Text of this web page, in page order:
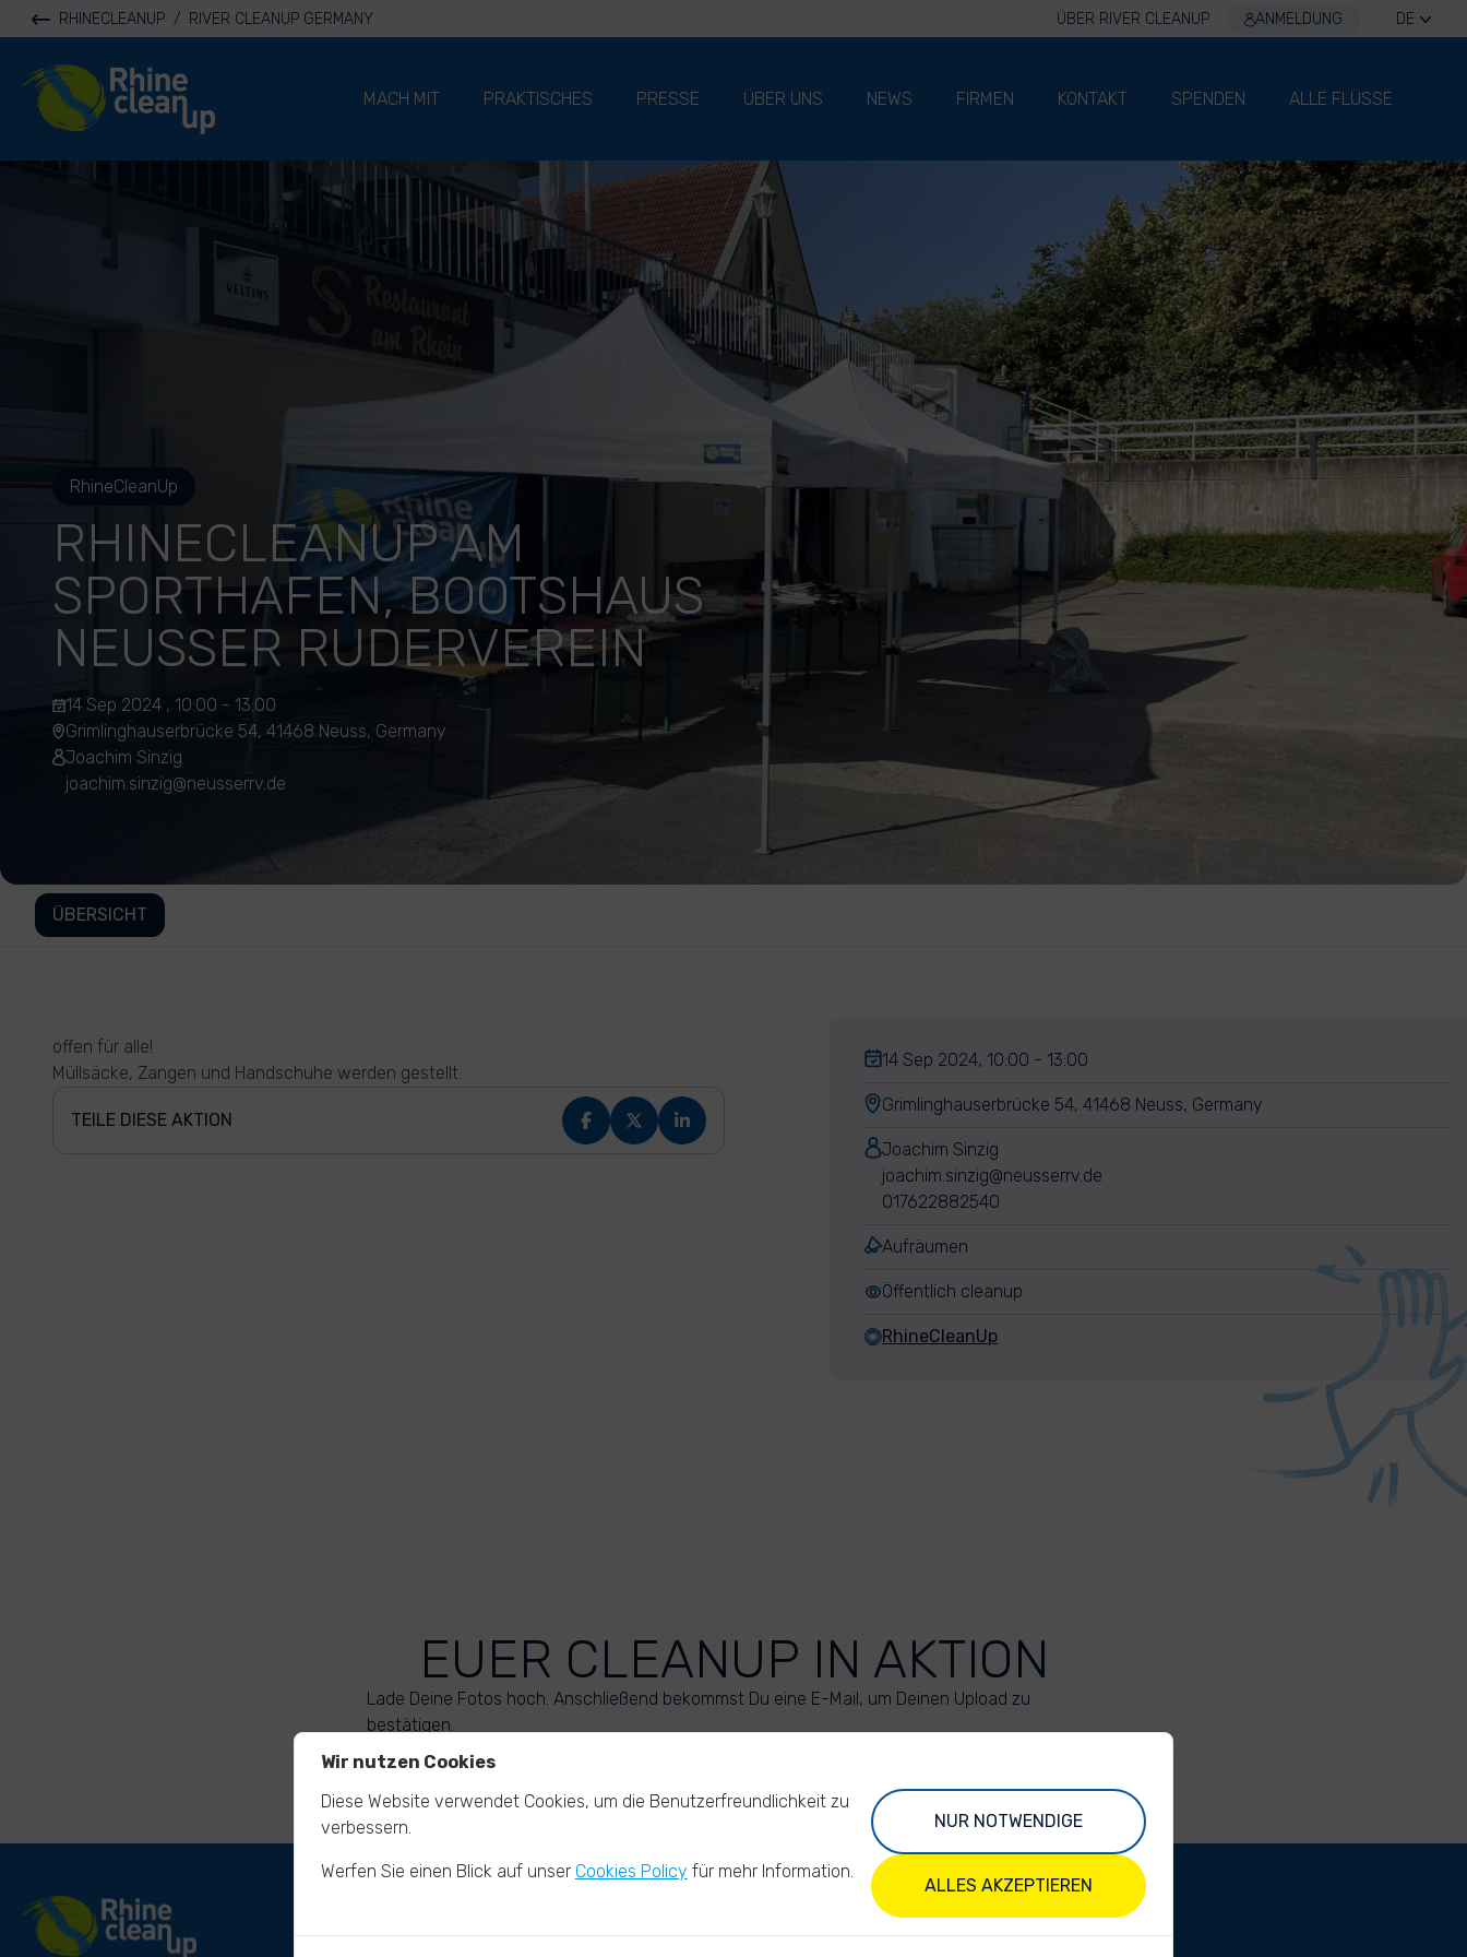
RHINECLEANUP / RIVER CLEANUP GERMANY ÜBER RIVER CLEANUP ANMELDUNG DE
River Cleanup
MACH MIT
PRAKTISCHES PRESSE ÜBER UNS NEWS FIRMEN KONTAKT SPENDEN ALLE FLÜSSE
RhineCleanUp
RHINECLEANUP AM
SPORTHAFEN, BOOTSHAUS
NEUSSER RUDERVEREIN
14 Sep 2024 , 10:00 - 13:00
Grimlinghauserbrücke 54, 41468 Neuss, Germany
Joachim Sinzig
joachim.sinzig@neusserrv.de
ÜBERSICHT
offen für alle!
Müllsäcke, Zangen und Handschuhe werden gestellt.
TEILE DIESE AKTION
14 Sep 2024, 10:00 - 13:00
Grimlinghauserbrücke 54, 41468 Neuss, Germany
Joachim Sinzig
joachim.sinzig@neusserrv.de
017622882540
Aufräumen
Öffentlich cleanup
RhineCleanUp
EUER CLEANUP IN AKTION
Lade Deine Fotos hoch. Anschließend bekommst Du eine E-Mail, um Deinen Upload zu
bestätigen.
Wir nutzen Cookies
Diese Website verwendet Cookies, um die Benutzerfreundlichkeit zu
verbessern.
Werfen Sie einen Blick auf unser Cookies Policy für mehr Information.
NUR NOTWENDIGE
ALLES AKZEPTIEREN